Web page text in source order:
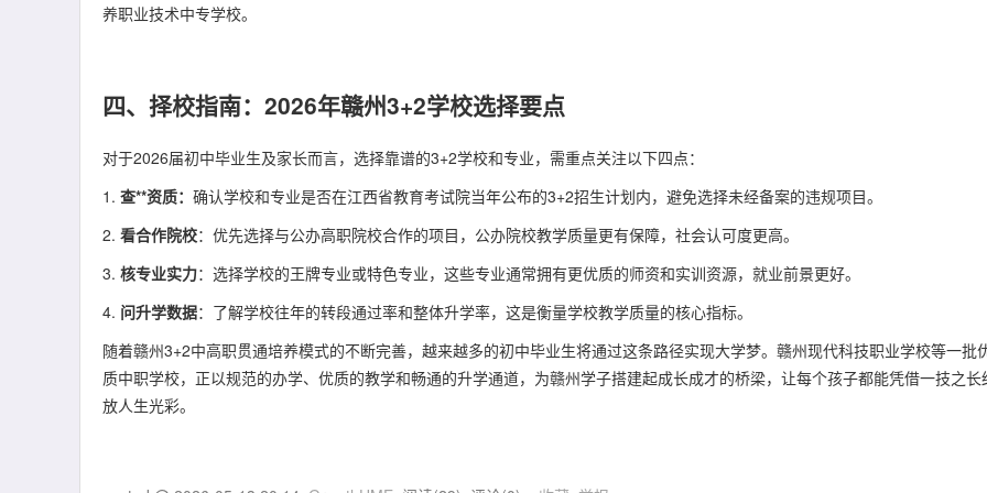
养职业技术中专学校。
四、择校指南：2026年赣州3+2学校选择要点
对于2026届初中毕业生及家长而言，选择靠谱的3+2学校和专业，需重点关注以下四点：
1. 查**资质： 确认学校和专业是否在江西省教育考试院当年公布的3+2招生计划内，避免选择未经备案的违规项目。
2. 看合作院校：优先选择与公办高职院校合作的项目，公办院校教学质量更有保障，社会认可度更高。
3. 核专业实力：选择学校的王牌专业或特色专业，这些专业通常拥有更优质的师资和实训资源，就业前景更好。
4. 问升学数据：了解学校往年的转段通过率和整体升学率，这是衡量学校教学质量的核心指标。
随着赣州3+2中高职贯通培养模式的不断完善，越来越多的初中毕业生将通过这条路径实现大学梦。赣州现代科技职业学校等一批
质中职学校，正以规范的办学、优质的教学和畅通的升学通道，为赣州学子搭建起成长成才的桥梁，让每个孩子都能凭借一技之长
放人生光彩。